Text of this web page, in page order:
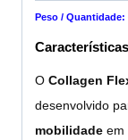
Peso / Quantidade:
O Collagen
desenvolvido
mobilidade em